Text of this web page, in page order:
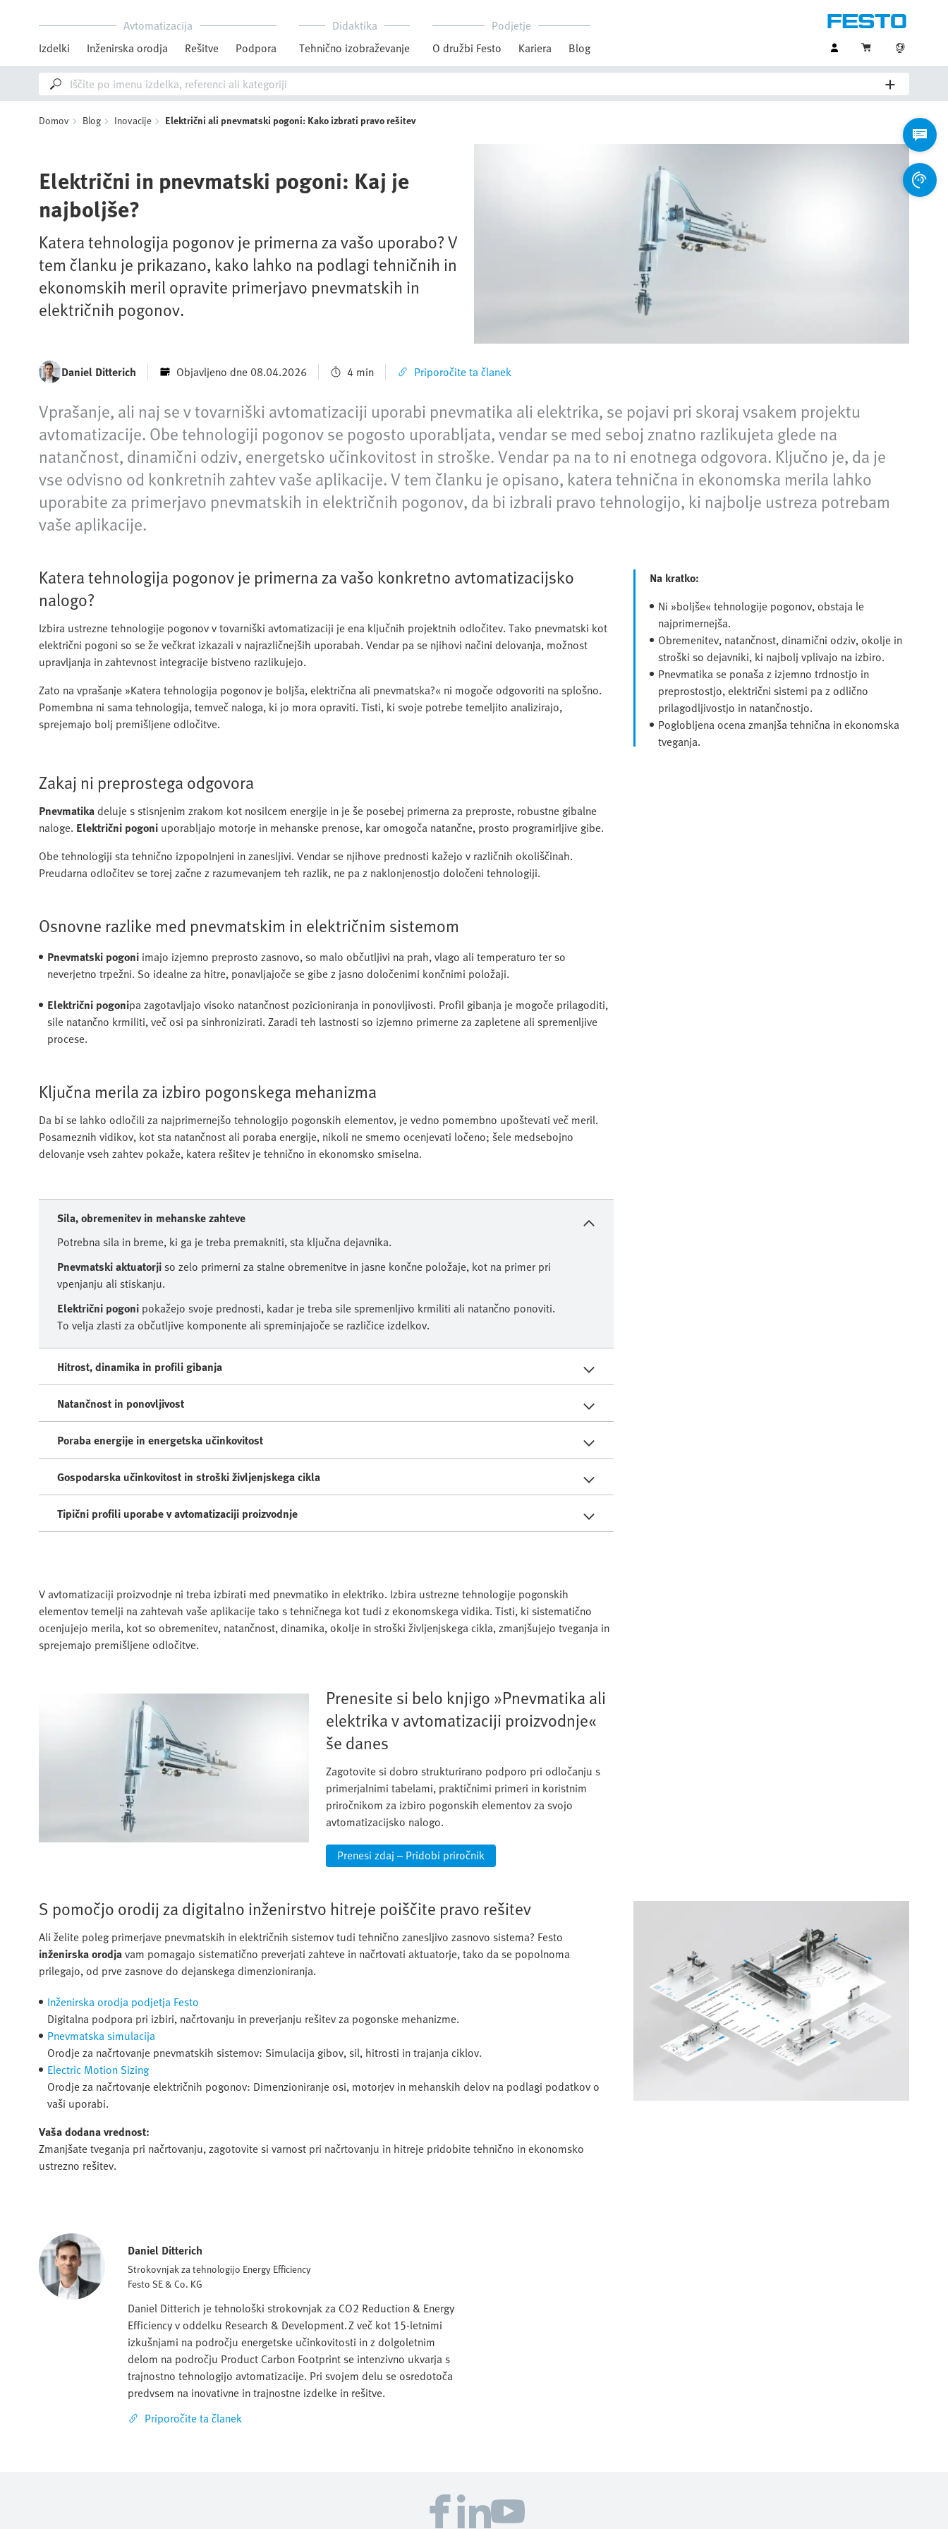
Avtomatizacija
Izdelki
Inženirska orodja Rešitve Podpora
Didaktika
Tehnično izobraževanje
Podjetje
O družbi Festo
Kariera Blog
Domov Blog Inovacije Električni ali pnevmatski pogoni: Kako izbrati pravo rešitev
Električni in pnevmatski pogoni: Kaj je
najboljše?
Katera tehnologija pogonov je primerna za vašo uporabo? V
tem članku je prikazano, kako lahko na podlagi tehničnih in
ekonomskih meril opravite primerjavo pnevmatskih in
električnih pogonov.
Daniel Ditterich Objavljeno dne 08.04.2026 4 min Priporočite ta članek
Vprašanje, ali naj se v tovarniški avtomatizaciji uporabi pnevmatika ali elektrika, se pojavi pri skoraj vsakem projektu
avtomatizacije. Obe tehnologiji pogonov se pogosto uporabljata, vendar se med seboj znatno razlikujeta glede na
natančnost, dinamični odziv, energetsko učinkovitost in stroške. Vendar pa na to ni enotnega odgovora. Ključno je, da je
vse odvisno od konkretnih zahtev vaše aplikacije. V tem članku je opisano, katera tehnična in ekonomska merila lahko
uporabite za primerjavo pnevmatskih in električnih pogonov, da bi izbrali pravo tehnologijo, ki najbolje ustreza potrebam
vaše aplikacije.
Katera tehnologija pogonov je primerna za vašo konkretno avtomatizacijsko
nalogo?
Izbira ustrezne tehnologije pogonov v tovarniški avtomatizaciji je ena ključnih projektnih odločitev. Tako pnevmatski kot
električni pogoni so se že večkrat izkazali v najrazličnejših uporabah. Vendar pa se njihovi načini delovanja, možnost
upravljanja in zahtevnost integracije bistveno razlikujejo.
Zato na vprašanje »Katera tehnologija pogonov je boljša, električna ali pnevmatska?« ni mogoče odgovoriti na splošno.
Pomembna ni sama tehnologija, temveč naloga, ki jo mora opraviti. Tisti, ki svoje potrebe temeljito analizirajo,
sprejemajo bolj premišljene odločitve.
Na kratko:
Ni »boljše« tehnologije pogonov, obstaja le
najprimernejša.
Obremenitev, natančnost, dinamični odziv, okolje in
stroški so dejavniki, ki najbolj vplivajo na izbiro.
Pnevmatika se ponaša z izjemno trdnostjo in
preprostostjo, električni sistemi pa z odlično
prilagodljivostjo in natančnostjo.
Poglobljena ocena zmanjša tehnična in ekonomska
tveganja.
Zakaj ni preprostega odgovora
Pnevmatikadeluje s stisnjenim zrakom kot nosilcem energije in je še posebej primerna za preproste, robustne gibalne
naloge. Električni pogoni uporabljajo motorje in mehanske prenose, kar omogoča natančne, prosto programirljive gibe.
Obe tehnologiji sta tehnično izpopolnjeni in zanesljivi. Vendar se njihove prednosti kažejo v različnih okoliščinah.
Preudarna odločitev se torej začne z razumevanjem teh razlik, ne pa z naklonjenostjo določeni tehnologiji.
Osnovne razlike med pnevmatskim in električnim sistemom
Pnevmatski pogoni imajo izjemno preprosto zasnovo, so malo občutljivi na prah, vlago ali temperaturo ter so
neverjetno trpežni. So idealne za hitre, ponavljajoče se gibe z jasno določenimi končnimi položaji.
Električni pogonipa zagotavljajo visoko natančnost pozicioniranja in ponovljivosti. Profil gibanja je mogoče prilagoditi,
sile natančno krmiliti, več osi pa sinhronizirati. Zaradi teh lastnosti so izjemno primerne za zapletene ali spremenljive
procese.
Ključna merila za izbiro pogonskega mehanizma
Da bi se lahko odločili za najprimernejšo tehnologijo pogonskih elementov, je vedno pomembno upoštevati več meril.
Posameznih vidikov, kot sta natančnost ali poraba energije, nikoli ne smemo ocenjevati ločeno; šele medsebojno
delovanje vseh zahtev pokaže, katera rešitev je tehnično in ekonomsko smiselna.
Sila, obremenitev in mehanske zahteve
Potrebna sila in breme, ki ga je treba premakniti, sta ključna dejavnika.
Pnevmatski aktuatorji so zelo primerni za stalne obremenitve in jasne končne položaje, kot na primer pri
vpenjanju ali stiskanju.
Električni pogoni pokažejo svoje prednosti, kadar je treba sile spremenljivo krmiliti ali natančno ponoviti.
To velja zlasti za občutljive komponente ali spreminjajoče se različice izdelkov.
Hitrost, dinamika in profili gibanja
Natančnost in ponovljivost
Poraba energije in energetska učinkovitost
Gospodarska učinkovitost in stroški življenjskega cikla
Tipični profili uporabe v avtomatizaciji proizvodnje
V avtomatizaciji proizvodnje ni treba izbirati med pnevmatiko in elektriko. Izbira ustrezne tehnologije pogonskih
elementov temelji na zahtevah vaše aplikacije tako s tehničnega kot tudi z ekonomskega vidika. Tisti, ki sistematično
ocenjujejo merila, kot so obremenitev, natančnost, dinamika, okolje in stroški življenjskega cikla, zmanjšujejo tveganja in
sprejemajo premišljene odločitve.
Prenesite si belo knjigo »Pnevmatika ali
elektrika v avtomatizaciji proizvodnje«
še danes
Zagotovite si dobro strukturirano podporo pri odločanju s
primerjalnimi tabelami, praktičnimi primeri in koristnim
priročnikom za izbiro pogonskih elementov za svojo
avtomatizacijsko nalogo.
Prenesi zdaj – Pridobi priročnik
S pomočjo orodij za digitalno inženirstvo hitreje poiščite pravo rešitev
Ali želite poleg primerjave pnevmatskih in električnih sistemov tudi tehnično zanesljivo zasnovo sistema? Festo
inženirska orodjavam pomagajo sistematično preverjati zahteve in načrtovati aktuatorje, tako da se popolnoma
prilegajo, od prve zasnove do dejanskega dimenzioniranja.
Inženirska orodja podjetja Festo
Digitalna podpora pri izbiri, načrtovanju in preverjanju rešitev za pogonske mehanizme.
Pnevmatska simulacija
Orodje za načrtovanje pnevmatskih sistemov: Simulacija gibov, sil, hitrosti in trajanja ciklov.
Electric Motion Sizing
Orodje za načrtovanje električnih pogonov: Dimenzioniranje osi, motorjev in mehanskih delov na podlagi podatkov o
vaši uporabi.
Vaša dodana vrednost:
Zmanjšate tveganja pri načrtovanju, zagotovite si varnost pri načrtovanju in hitreje pridobite tehnično in ekonomsko
ustrezno rešitev.
Daniel Ditterich
Strokovnjak za tehnologijo Energy Efficiency
Festo SE & Co. KG
Daniel Ditterich je tehnološki strokovnjak za CO2 Reduction & Energy
Efficiency v oddelku Research & Development. Z več kot 15-letnimi
izkušnjami na področju energetske učinkovitosti in z dolgoletnim
delom na področju Product Carbon Footprint se intenzivno ukvarja s
trajnostno tehnologijo avtomatizacije. Pri svojem delu se osredotoča
predvsem na inovativne in trajnostne izdelke in rešitve.
Priporočite ta članek